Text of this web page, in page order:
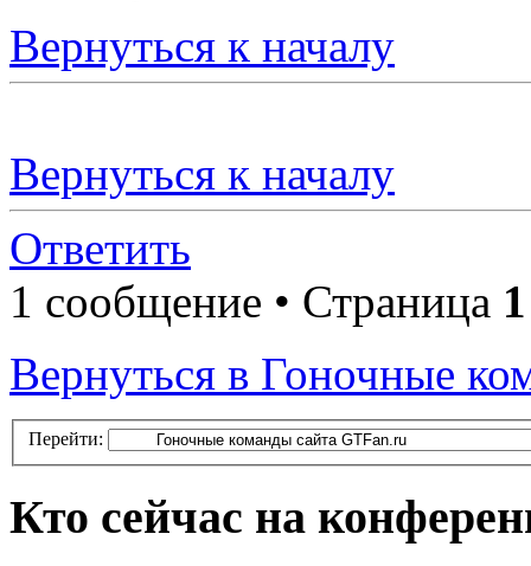
Вернуться к началу
Вернуться к началу
Ответить
1 сообщение • Страница 1
Вернуться в Гоночные
Перейти:
Кто сейчас на